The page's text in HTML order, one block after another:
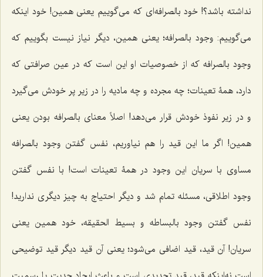
نداشته باشد؟! خود بالصرافه‌ای که می‌گوییم یعنی همین! خود اینکه
می‌گوییم: وجود بالصرافه؛ یعنی همین، دیگر نیاز نیست بگوییم که
وجود بالصرافه که از خصوصیات او این است که در عین صرافتی که
دارد، همۀ تعینات؛ چه مجرده و چه مادیه را در زیر پر خودش می‌گیرد
و در زیر نفوذ خودش قرار می‌دهد! اصلاً معنای بالصرافه بودن یعنی
همین! اگر ما این قید را هم نیاوریم، نفس گفتن وجود بالصرافه
مساوی با سریان این وجود در همۀ تعینات است! با نفس گفتن
وجود اطلاقی، مسئله تمام شد و دیگر احتیاج به چیز دیگری ندارید!
نفس گفتن وجود بالبساطه و بسیط الحقیقه، خود همین یعنی
سریان! آن قید، قید اضافی می‌شود؛ یعنی آن قید دیگر قید توضیحی